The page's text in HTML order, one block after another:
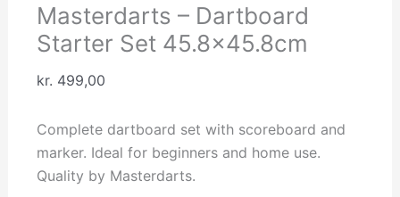
Masterdarts – Dartboard
Starter Set 45.8×45.8cm
kr. 499,00
Complete dartboard set with scoreboard and
marker. Ideal for beginners and home use.
Quality by Masterdarts.